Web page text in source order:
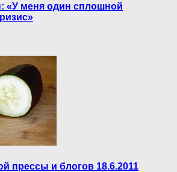
«У меня один сплошной
прессы и блогов 18.6.2011